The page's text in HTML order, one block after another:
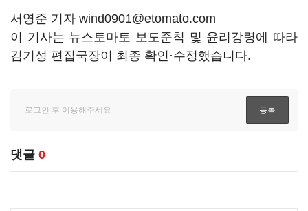
서영준 기자 wind0901@etomato.com
이 기사는 뉴스토마토 보도준칙 및 윤리강령에 따라
김기성 편집국장이 최종 확인·수정했습니다.
댓글 0